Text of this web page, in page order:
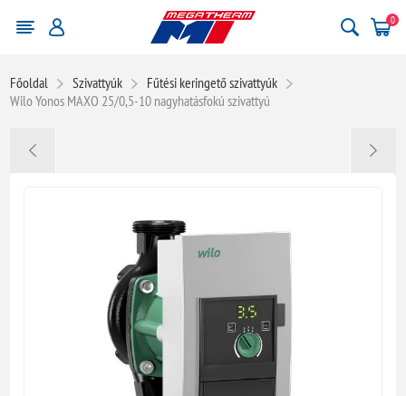
0
Főoldal Szivattyúk
Fűtési keringető szivattyúk
Wilo Yonos MAXO 25/0,5-10 nagyhatásfokú szivattyú